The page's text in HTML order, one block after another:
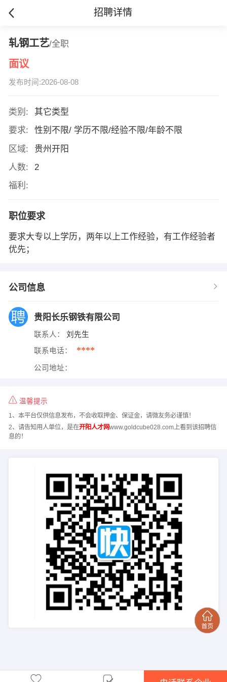
招聘详情
轧钢工艺/全职
面议
发布时间:2026-08-08
类别:
其它类型
要求:
性别不限/ 学历不限/经验不限/年龄不限
区域:
贵州开阳
人数:
2
福利:
职位要求
要求大专以上学历，两年以上工作经验，有工作经验者
优先；
公司信息
贵阳长乐钢铁有限公司
联系人： 刘先生
联系电话： ****
公司地址：
温馨提示
1、本平台仅供信息发布，不会收取押金、保证金，请微友务必谨慎！
2、请告知用人单位，是在开阳人才网www.goldcube028.com上看到该招聘信
息的！